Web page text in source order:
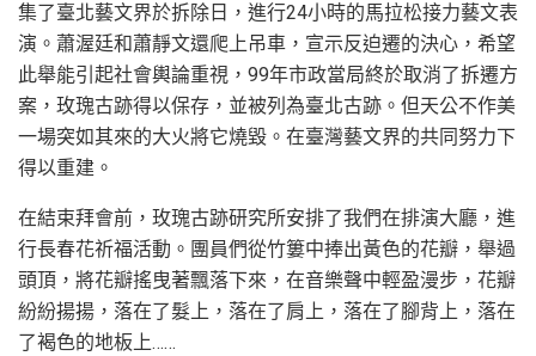
集了臺北藝文界於拆除日，進行24小時的馬拉松接力藝文表
演。蕭渥廷和蕭靜文還爬上吊車，宣示反迫遷的決心，希望
此舉能引起社會輿論重視，99年市政當局終於取消了拆遷方
案，玫瑰古跡得以保存，並被列為臺北古跡。但天公不作美
一場突如其來的大火將它燒毀。在臺灣藝文界的共同努力下
得以重建。
在結束拜會前，玫瑰古跡研究所安排了我們在排演大廳，進
行長春花祈福活動。團員們從竹簍中捧出黃色的花瓣，舉過
頭頂，將花瓣搖曳著飄落下來，在音樂聲中輕盈漫步，花瓣
紛紛揚揚，落在了髮上，落在了肩上，落在了腳背上，落在
了褐色的地板上……